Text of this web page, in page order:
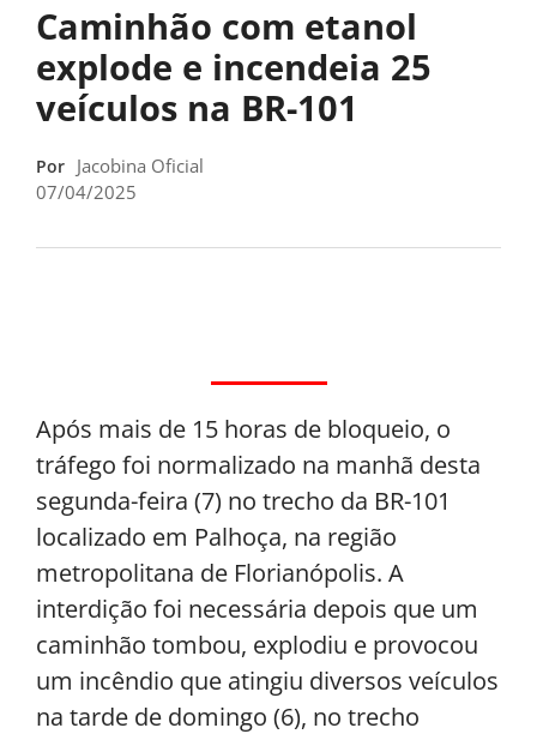
Caminhão com etanol
explode e incendeia 25
veículos na BR-101
Por Jacobina Oficial
07/04/2025
Após mais de 15 horas de bloqueio, o
tráfego foi normalizado na manhã desta
segunda-feira (7) no trecho da BR-101
localizado em Palhoça, na região
metropolitana de Florianópolis. A
interdição foi necessária depois que um
caminhão tombou, explodiu e provocou
um incêndio que atingiu diversos veículos
na tarde de domingo (6), no trecho